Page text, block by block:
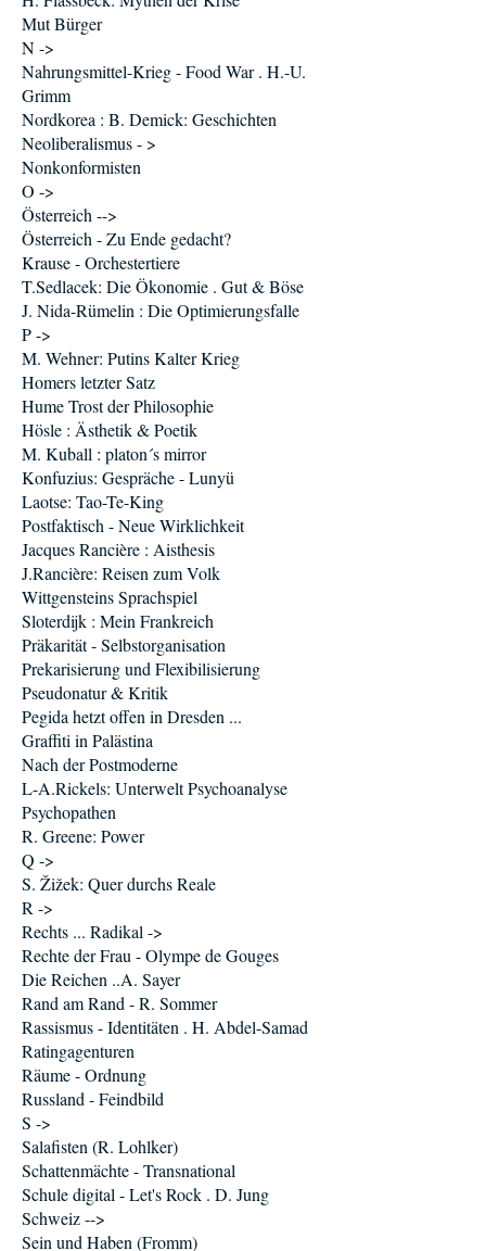
Mut Bürger
N ->
Nahrungsmittel-Krieg - Food War . H.-U.
Grimm
Nordkorea : B. Demick: Geschichten
Neoliberalismus - >
Nonkonformisten
O ->
Österreich -->
Österreich - Zu Ende gedacht?
Krause - Orchestertiere
T.Sedlacek: Die Ökonomie . Gut & Böse
J. Nida-Rümelin : Die Optimierungsfalle
P ->
M. Wehner: Putins Kalter Krieg
Homers letzter Satz
Hume Trost der Philosophie
Hösle : Ästhetik & Poetik
M. Kuball : platon´s mirror
Konfuzius: Gespräche - Lunyü
Laotse: Tao-Te-King
Postfaktisch - Neue Wirklichkeit
Jacques Rancière : Aisthesis
J.Rancière: Reisen zum Volk
Wittgensteins Sprachspiel
Sloterdijk : Mein Frankreich
Präkarität - Selbstorganisation
Prekarisierung und Flexibilisierung
Pseudonatur & Kritik
Pegida hetzt offen in Dresden ...
Graffiti in Palästina
Nach der Postmoderne
L-A.Rickels: Unterwelt Psychoanalyse
Psychopathen
R. Greene: Power
Q ->
S. Žižek: Quer durchs Reale
R ->
Rechts ... Radikal ->
Rechte der Frau - Olympe de Gouges
Die Reichen ..A. Sayer
Rand am Rand - R. Sommer
Rassismus - Identitäten . H. Abdel-Samad
Ratingagenturen
Räume - Ordnung
Russland - Feindbild
S ->
Salafisten (R. Lohlker)
Schattenmächte - Transnational
Schule digital - Let's Rock . D. Jung
Schweiz -->
Sein und Haben (Fromm)